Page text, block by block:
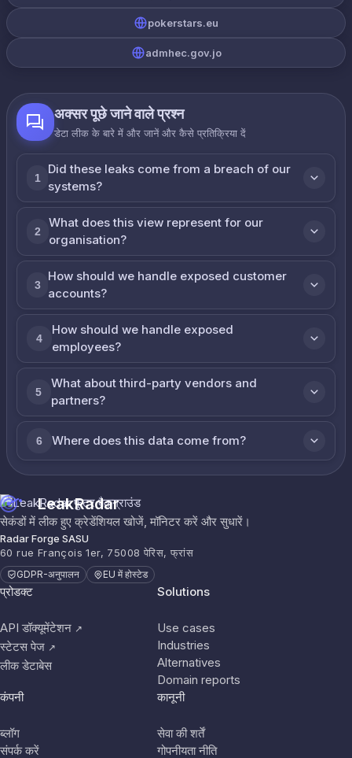
pokerstars.eu
admhec.gov.jo
अक्सर पूछे जाने वाले प्रश्न
डेटा लीक के बारे में और जानें और कैसे प्रतिक्रिया दें
1
Did these leaks come from a breach of our
systems?
2
What does this view represent for our
organisation?
3
How should we handle exposed customer
accounts?
4
How should we handle exposed
employees?
5
What about third-party vendors and
partners?
6 Where does this data come from?
LeakRadar
सेकंडों में लीक हुए क्रेडेंशियल खोजें, मॉनिटर करें और सुधारें।
Radar Forge SASU
60 rue François 1er, 75008 पेरिस, फ्रांस
GDPR-अनुपालन EU में होस्टेड
प्रोडक्ट
API डॉक्यूमेंटेशन ↗
स्टेटस पेज ↗
लीक डेटाबेस
Solutions
Use cases
Industries
Alternatives
Domain reports
कंपनी
ब्लॉग
संपर्क करें
कानूनी
सेवा की शर्तें
गोपनीयता नीति